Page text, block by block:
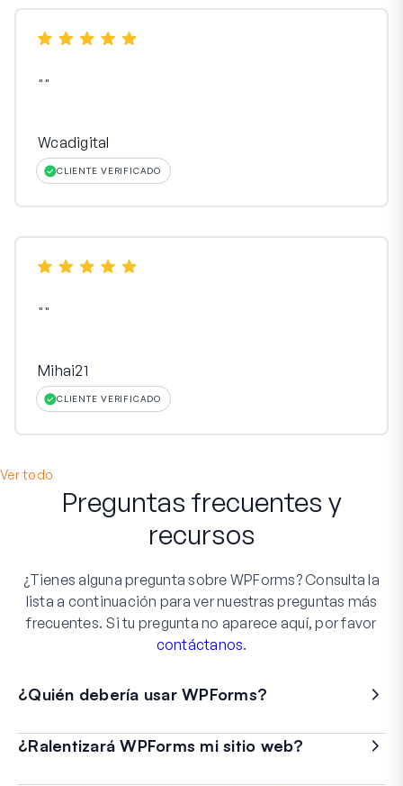
""
Wcadigital
CLIENTE VERIFICADO
""
Mihai21
CLIENTE VERIFICADO
Ver todo
Preguntas frecuentes y
recursos
¿Tienes alguna pregunta sobre WPForms? Consulta la
lista a continuación para ver nuestras preguntas más
frecuentes. Si tu pregunta no aparece aquí, por favor
contáctanos.
¿Quién debería usar WPForms?
¿Ralentizará WPForms mi sitio web?